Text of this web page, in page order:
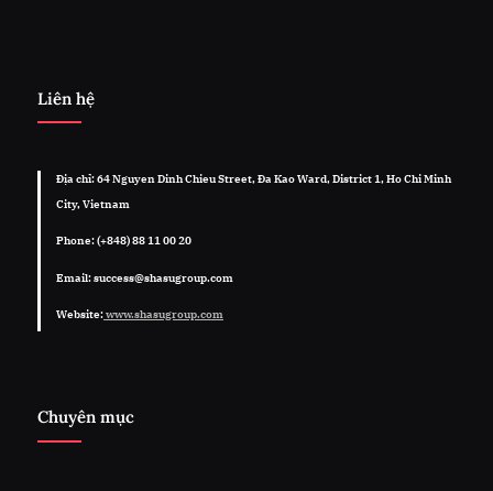
Liên hệ
Địa chỉ: 64 Nguyen Dinh Chieu Street, Đa Kao Ward, District 1, Ho Chi Minh
City, Vietnam
Phone: (+848) 88 11 00 20
Email: success@shasugroup.com
Website:www.shasugroup.com
Chuyên mục